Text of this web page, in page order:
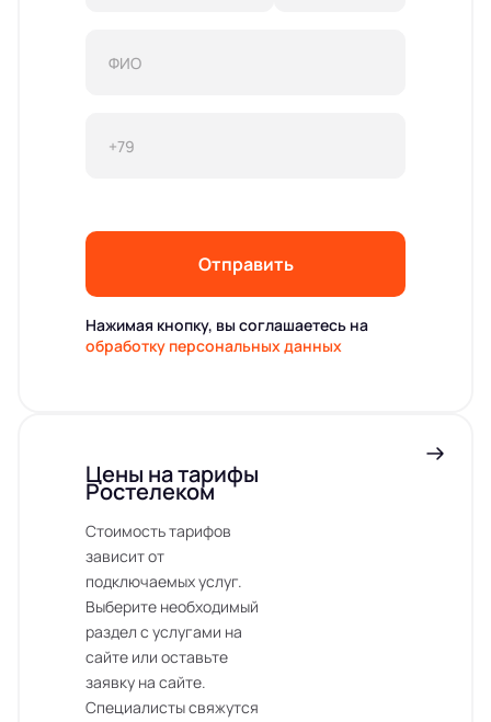
Отправить
Нажимая кнопку, вы соглашаетесь на
обработку персональных данных
Цены на тарифы
Ростелеком
Стоимость тарифов
зависит от
подключаемых услуг.
Выберите необходимый
раздел с услугами на
сайте или оставьте
заявку на сайте.
Специалисты свяжутся